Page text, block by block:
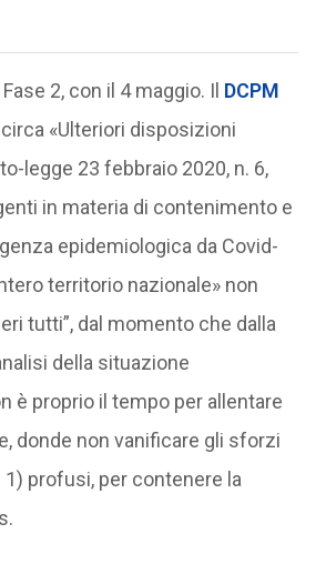
2, con il 4 maggio. Il DCPM
«Ulteriori disposizioni
legge 23 febbraio 2020, n. 6,
in materia di contenimento e
epidemiologica da Covid-
territorio nazionale» non
tutti”, dal momento che dalla
della situazione
è proprio il tempo per allentare
donde non vanificare gli sforzi
1) profusi, per contenere la